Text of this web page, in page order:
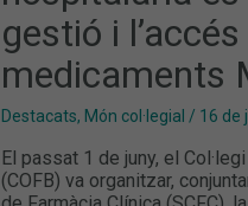
gestió i
medicaments
Destacats, Món col·legial / 16 de
El passat 1 de juny, el
(COFB) va organitzar,